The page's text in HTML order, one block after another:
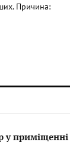
Причина:
у приміщенні